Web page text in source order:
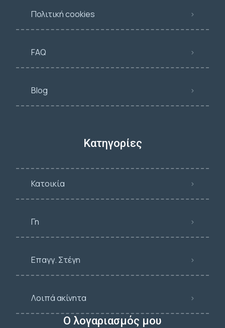
Πολιτική cookies
FAQ
Blog
Κατηγορίες
Κατοικία
Γη
Επαγγ. Στέγη
Λοιπά ακίνητα
Ο λογαριασμός μου